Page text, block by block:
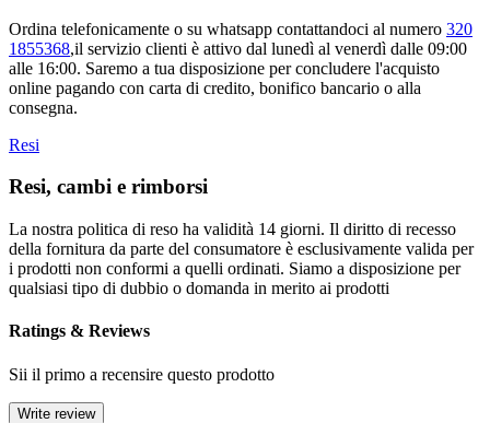
Ordina telefonicamente o su whatsapp contattandoci al numero 320
1855368,il servizio clienti è attivo dal lunedì al venerdì dalle 09:00
alle 16:00. Saremo a tua disposizione per concludere l'acquisto
online pagando con carta di credito, bonifico bancario o alla
consegna.
Resi
Resi, cambi e rimborsi
La nostra politica di reso ha validità 14 giorni. Il diritto di recesso
della fornitura da parte del consumatore è esclusivamente valida per
i prodotti non conformi a quelli ordinati. Siamo a disposizione per
qualsiasi tipo di dubbio o domanda in merito ai prodotti
Ratings & Reviews
Sii il primo a recensire questo prodotto
Write review